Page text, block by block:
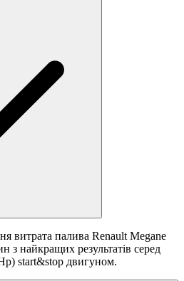
витрата палива Renault Megane
з найкращих результатів серед
start&stop двигуном.